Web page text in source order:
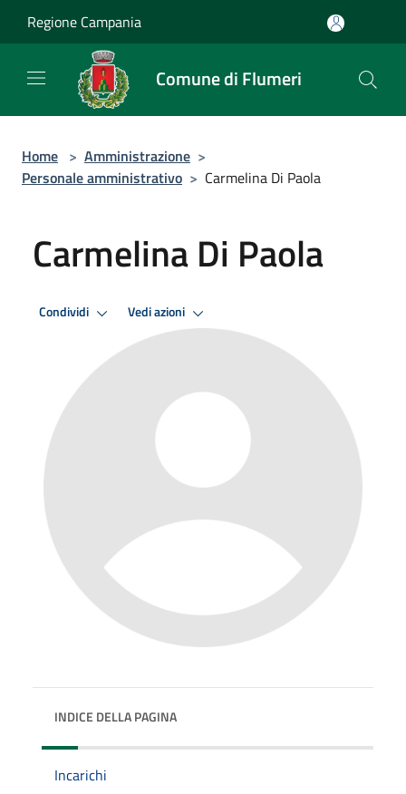
Regione Campania
Comune di Flumeri
Home > Amministrazione >
Personale amministrativo > Carmelina Di Paola
Carmelina Di Paola
Condividi Vedi azioni
INDICE DELLA PAGINA
Incarichi